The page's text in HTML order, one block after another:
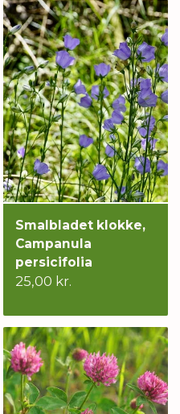
Smalbladet klokke,
Campanula
persicifolia
25,00 kr.